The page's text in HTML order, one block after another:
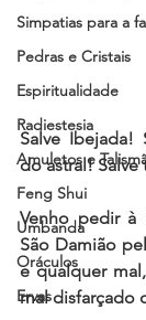
Simpatias para a
Pedras e Cristais
Espiritualidade
Radiestesia
Amuletos e
Feng Shui
Umbanda
Oráculos
Ervas
Salve Ibejada!
do astral! Salve
Venho pedir à
São Damião
e qualquer
mal disfarçado